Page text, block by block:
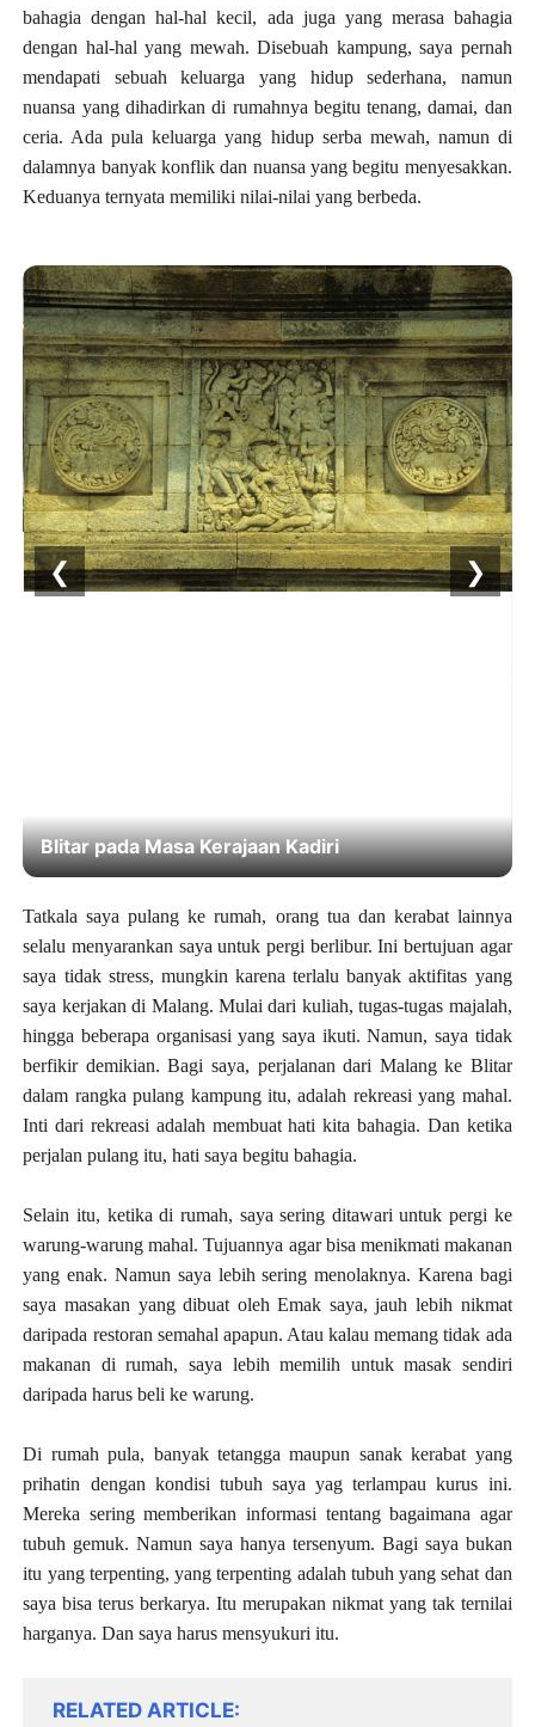
bahagia dengan hal-hal kecil, ada juga yang merasa bahagia
dengan hal-hal yang mewah. Disebuah kampung, saya pernah
mendapati sebuah keluarga yang hidup sederhana, namun
nuansa yang dihadirkan di rumahnya begitu tenang, damai, dan
ceria. Ada pula keluarga yang hidup serba mewah, namun di
dalamnya banyak konflik dan nuansa yang begitu menyesakkan.
Keduanya ternyata memiliki nilai-nilai yang berbeda.
Daya Tarik Es Drop Blitar, Kuliner Legendaris
Sejak 1937
❮ ❯
Tatkala saya pulang ke rumah, orang tua dan kerabat lainnya
selalu menyarankan saya untuk pergi berlibur. Ini bertujuan agar
saya tidak stress, mungkin karena terlalu banyak aktifitas yang
saya kerjakan di Malang. Mulai dari kuliah, tugas-tugas majalah,
hingga beberapa organisasi yang saya ikuti. Namun, saya tidak
berfikir demikian. Bagi saya, perjalanan dari Malang ke Blitar
dalam rangka pulang kampung itu, adalah rekreasi yang mahal.
Inti dari rekreasi adalah membuat hati kita bahagia. Dan ketika
perjalan pulang itu, hati saya begitu bahagia.
Selain itu, ketika di rumah, saya sering ditawari untuk pergi ke
warung-warung mahal. Tujuannya agar bisa menikmati makanan
yang enak. Namun saya lebih sering menolaknya. Karena bagi
saya masakan yang dibuat oleh Emak saya, jauh lebih nikmat
daripada restoran semahal apapun. Atau kalau memang tidak ada
makanan di rumah, saya lebih memilih untuk masak sendiri
daripada harus beli ke warung.
Di rumah pula, banyak tetangga maupun sanak kerabat yang
prihatin dengan kondisi tubuh saya yag terlampau kurus ini.
Mereka sering memberikan informasi tentang bagaimana agar
tubuh gemuk. Namun saya hanya tersenyum. Bagi saya bukan
itu yang terpenting, yang terpenting adalah tubuh yang sehat dan
saya bisa terus berkarya. Itu merupakan nikmat yang tak ternilai
harganya. Dan saya harus mensyukuri itu.
RELATED ARTICLE